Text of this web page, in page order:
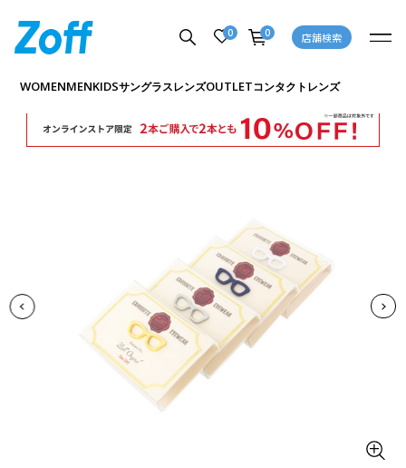
0 0 店舗検索
WOMENMENKIDSサングラスレンズOUTLETコンタクトレンズ
商品詳細ページへ